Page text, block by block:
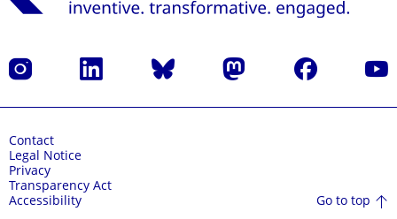
Instagram LinkedIn Bluesky Mastodon Facebook
Contact
Legal Notice
Privacy
Transparency Act
Accessibility
Go to top